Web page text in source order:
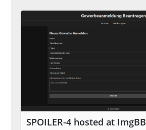
SPOILER-4 hosted at ImgBB